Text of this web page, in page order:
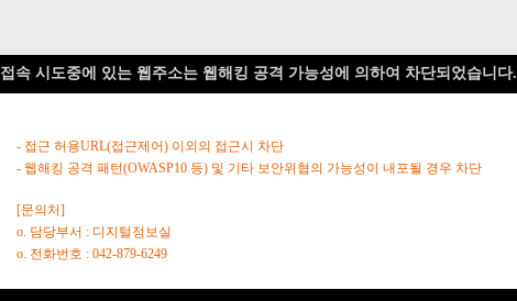
접속 시도중에 있는 웹주소는 웹해킹 공격 가능성에 의하여 차단되었습니다.
- 접근 허용URL(접근제어) 이외의 접근시 차단
- 웹해킹 공격 패턴(OWASP10 등) 및 기타 보안위협의 가능성이 내포될 경우 차단
[문의처]
o. 담당부서 : 디지털정보실
o. 전화번호 : 042-879-6249